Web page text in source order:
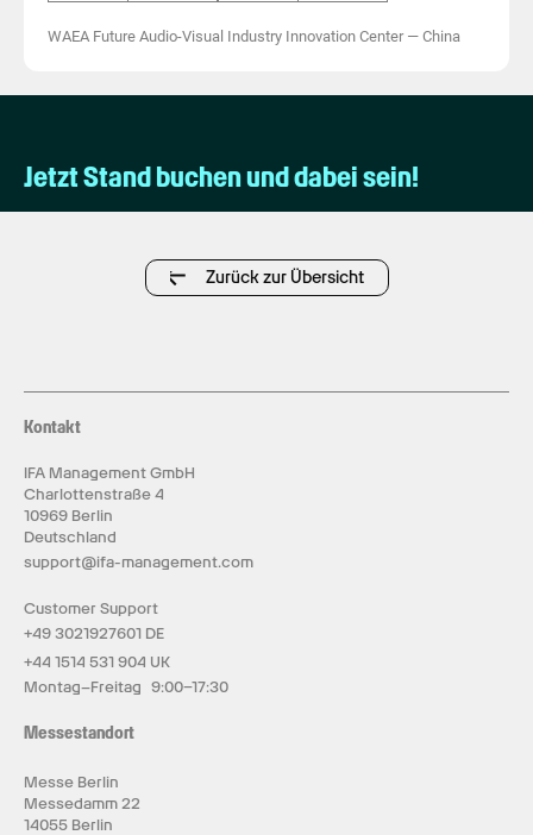
WAEA Future Audio-Visual Industry Innovation Center — China
Jetzt Stand buchen und dabei sein!
Zurück zur Übersicht
Kontakt
IFA Management GmbH
Charlottenstraße 4
10969 Berlin
Deutschland
support@ifa-management.com
Customer Support
+49 3021927601 DE
+44 1514 531 904 UK
Montag–Freitag 9:00–17:30
Messestandort
Messe Berlin
Messedamm 22
14055 Berlin